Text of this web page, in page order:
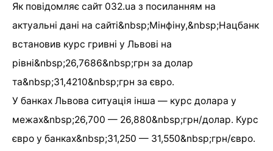
Як повідомляє сайт 032.ua з посиланням на
актуальні дані на сайті&nbsp;Мінфіну,&nbsp;Нацбанк
встановив курс гривні у Львові на
рівні&nbsp;26,7686&nbsp;грн за долар
та&nbsp;31,4210&nbsp;грн за євро.
У банках Львова ситуація інша — курс долара у
межах&nbsp;26,700 — 26,880&nbsp;грн/долар. Курс
євро у банках&nbsp;31,250 — 31,550&nbsp;грн/євро.